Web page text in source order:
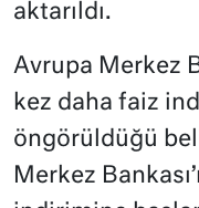
aktarıldı.
Avrupa Merkez
kez daha faiz
öngörüldüğü
Merkez